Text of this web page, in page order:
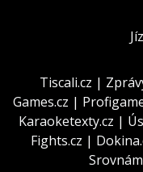
Tiscali.cz |
Games.cz |
Karaoketexty.cz |
Fights.cz |